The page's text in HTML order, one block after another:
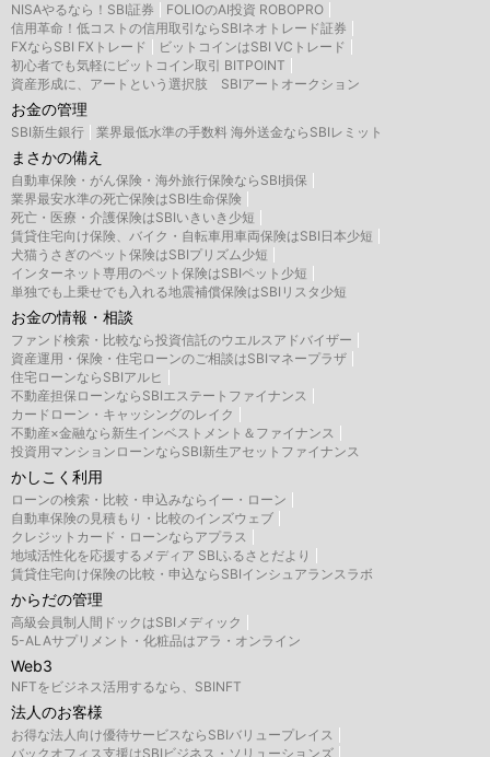
NISAやるなら！SBI証券
FOLIOのAI投資 ROBOPRO
信用革命！低コストの信用取引ならSBIネオトレード証券
FXならSBI FXトレード
ビットコインはSBI VCトレード
初心者でも気軽にビットコイン取引 BITPOINT
資産形成に、アートという選択肢 SBIアートオークション
お金の管理
SBI新生銀行 業界最低水準の手数料 海外送金ならSBIレミット
まさかの備え
自動車保険・がん保険・海外旅行保険ならSBI損保
業界最安水準の死亡保険はSBI生命保険
死亡・医療・介護保険はSBIいきいき少短
賃貸住宅向け保険、バイク・自転車用車両保険はSBI日本少短
犬猫うさぎのペット保険はSBIプリズム少短
インターネット専用のペット保険はSBIペット少短
単独でも上乗せでも入れる地震補償保険はSBIリスタ少短
お金の情報・相談
ファンド検索・比較なら投資信託のウエルスアドバイザー
資産運用・保険・住宅ローンのご相談はSBIマネープラザ
住宅ローンならSBIアルヒ
不動産担保ローンならSBIエステートファイナンス
カードローン・キャッシングのレイク
不動産×金融なら新生インベストメント＆ファイナンス
投資用マンションローンならSBI新生アセットファイナンス
かしこく利用
ローンの検索・比較・申込みならイー・ローン
自動車保険の見積もり・比較のインズウェブ
クレジットカード・ローンならアプラス
地域活性化を応援するメディア SBIふるさとだより
賃貸住宅向け保険の比較・申込ならSBIインシュアランスラボ
からだの管理
高級会員制人間ドックはSBIメディック
5-ALAサプリメント・化粧品はアラ・オンライン
Web3
NFTをビジネス活用するなら、SBINFT
法人のお客様
お得な法人向け優待サービスならSBIバリュープレイス
バックオフィス支援はSBIビジネス・ソリューションズ